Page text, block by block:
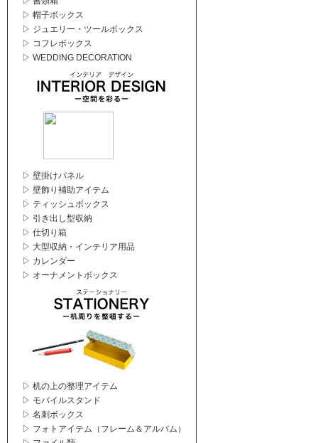
▷ 帽子ボックス
▷ ジュエリー・ツールボックス
▷ コフレボックス
▷ WEDDING DECORATION
▷ 壁掛けパネル
▷ 壁飾り補助アイテム
▷ ティッシュボックス
▷ 引き出し型収納
▷ 仕切り箱
▷ 大型収納・インテリア用品
▷ カレンダー
▷ オーナメントボックス
▷ 机の上の整理アイテム
▷ モバイルスタンド
▷ 名刺ボックス
▷ フォトアイテム（フレーム＆アルバム）